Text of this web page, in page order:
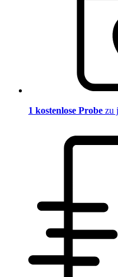
1 kostenlose Probe zu